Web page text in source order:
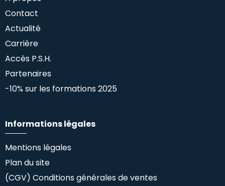
Contact
Actualité
Carrière
Accès P.S.H.
Partenaires
-10% sur les formations 2025
Informations légales
Mentions légales
Plan du site
(CGV) Conditions générales de ventes